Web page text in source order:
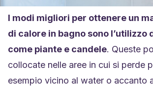
I modi migliori per ottenere un
di calore in bagno sono l’utilizzo
come piante e candele. Queste
collocate nelle aree in cui si perde
esempio vicino al water o accanto